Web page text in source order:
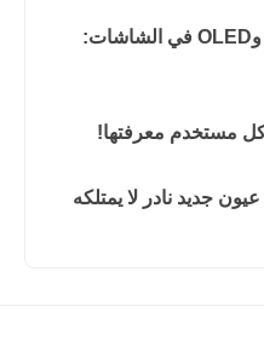
الفرق بين LED وQLED وOLED في الشاشات:
مستخدم معرفتها!
جديد نادر لا يمتلكه